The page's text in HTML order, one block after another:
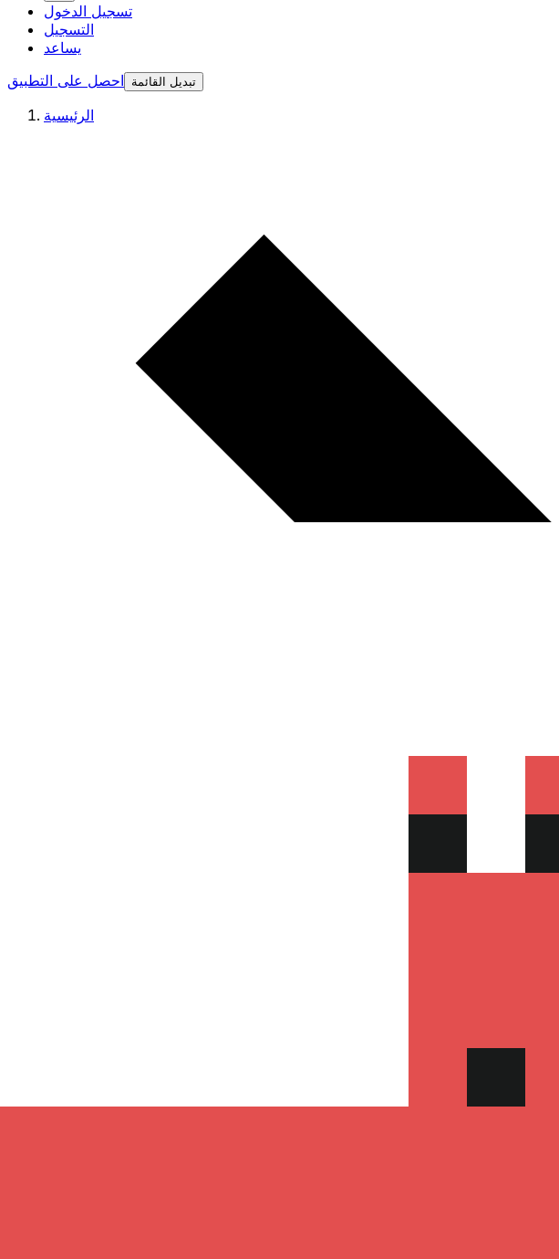
تسجيل الدخول
التسجيل
يساعد
احصل على التطبيق
تبديل القائمة
الرئيسية